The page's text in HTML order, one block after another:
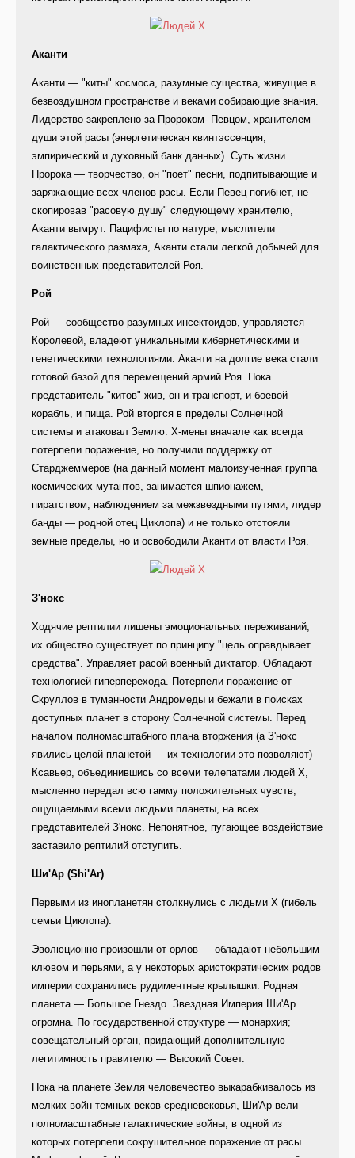
Аканти
Аканти — "киты" космоса, разумные существа, живущие в
безвоздушном пространстве и веками собирающие знания.
Лидерство закреплено за Пророком- Певцом, хранителем
души этой расы (энергетическая квинтэссенция,
эмпирический и духовный банк данных). Суть жизни
Пророка — творчество, он "поет" песни, подпитывающие и
заряжающие всех членов расы. Если Певец погибнет, не
скопировав "расовую душу" следующему хранителю,
Аканти вымрут. Пацифисты по натуре, мыслители
галактического размаха, Аканти стали легкой добычей для
воинственных представителей Роя.
Рой
Рой — сообщество разумных инсектоидов, управляется
Королевой, владеют уникальными кибернетическими и
генетическими технологиями. Аканти на долгие века стали
готовой базой для перемещений армий Роя. Пока
представитель "китов" жив, он и транспорт, и боевой
корабль, и пища. Рой вторгся в пределы Солнечной
системы и атаковал Землю. Х-мены вначале как всегда
потерпели поражение, но получили поддержку от
Старджеммеров (на данный момент малоизученная группа
космических мутантов, занимается шпионажем,
пиратством, наблюдением за межзвездными путями, лидер
банды — родной отец Циклопа) и не только отстояли
земные пределы, но и освободили Аканти от власти Роя.
З'нокс
Ходячие рептилии лишены эмоциональных переживаний,
их общество существует по принципу "цель оправдывает
средства". Управляет расой военный диктатор. Обладают
технологией гиперперехода. Потерпели поражение от
Скруллов в туманности Андромеды и бежали в поисках
доступных планет в сторону Солнечной системы. Перед
началом полномасштабного плана вторжения (а З'нокс
явились целой планетой — их технологии это позволяют)
Ксавьер, объединившись со всеми телепатами людей Х,
мысленно передал всю гамму положительных чувств,
ощущаемыми всеми людьми планеты, на всех
представителей З'нокс. Непонятное, пугающее воздействие
заставило рептилий отступить.
Ши'Ар (Shi'Ar)
Первыми из инопланетян столкнулись с людьми Х (гибель
семьи Циклопа).
Эволюционно произошли от орлов — обладают небольшим
клювом и перьями, а у некоторых аристократических родов
империи сохранились рудиментные крылышки. Родная
планета — Большое Гнездо. Звездная Империя Ши'Ар
огромна. По государственной структуре — монархия;
совещательный орган, придающий дополнительную
легитимность правителю — Высокий Совет.
Пока на планете Земля человечество выкарабкивалось из
мелких войн темных веков средневековья, Ши'Ар вели
полномасштабные галактические войны, в одной из
которых потерпели сокрушительное поражение от расы